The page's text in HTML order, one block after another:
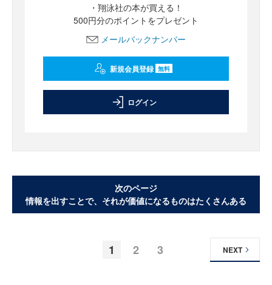
・翔泳社の本が買える！
500円分のポイントをプレゼント
メールバックナンバー
新規会員登録 無料
ログイン
次のページ
情報を出すことで、それが価値になるものはたくさんある
1 2 3 NEXT